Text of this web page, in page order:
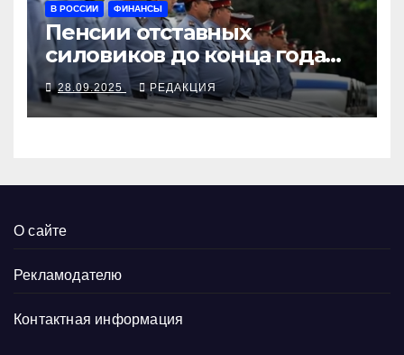
В РОССИИ ФИНАНСЫ
Пенсии отставных
силовиков до конца года
повысятся вместе с
окладами действующих
28.09.2025 РЕДАКЦИЯ
О сайте
Рекламодателю
Контактная информация